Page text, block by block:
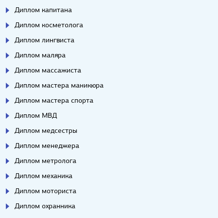
Диплом капитана
Диплом косметолога
Диплом лингвиста
Диплом маляра
Диплом массажиста
Диплом мастера маникюра
Диплом мастера спорта
Диплом МВД
Диплом медсестры
Диплом менеджера
Диплом метролога
Диплом механика
Диплом моториста
Диплом охранника